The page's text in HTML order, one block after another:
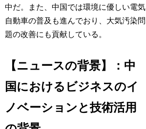
中だ。また、中国では環境に優しい電気
自動車の普及も進んでおり、大気汚染問
題の改善にも貢献している。
【ニュースの背景】：中
国におけるビジネスのイ
ノベーションと技術活用